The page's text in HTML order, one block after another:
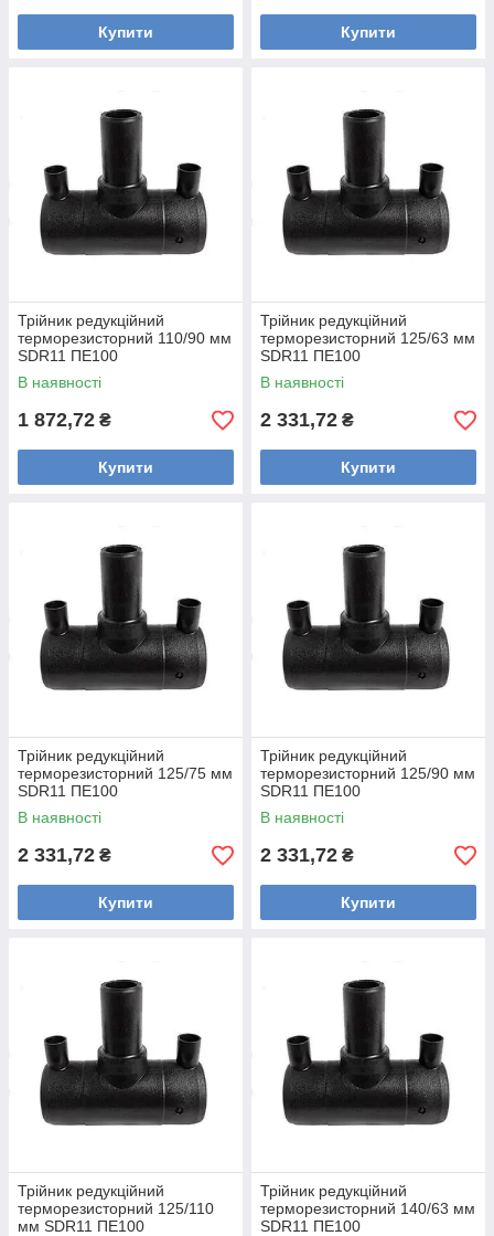
Купити Купити
Трійник редукційний
терморезисторний 110/90 мм
SDR11 ПЕ100
В наявності
1 872,72 ₴
Купити
Трійник редукційний
терморезисторний 125/63 мм
SDR11 ПЕ100
В наявності
2 331,72 ₴
Купити
Трійник редукційний
терморезисторний 125/75 мм
SDR11 ПЕ100
В наявності
2 331,72 ₴
Купити
Трійник редукційний
терморезисторний 125/90 мм
SDR11 ПЕ100
В наявності
2 331,72 ₴
Купити
Трійник редукційний
терморезисторний 125/110
мм SDR11 ПЕ100
Трійник редукційний
терморезисторний 140/63 мм
SDR11 ПЕ100